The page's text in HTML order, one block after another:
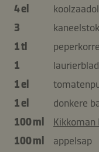
4 el
3
1 tl
1
laurierblad
1 el
1 el
donkere
100 ml
Kikkoman
100 ml
appelsap